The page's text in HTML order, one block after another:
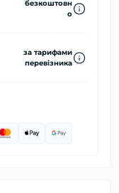
безкоштовн
о
за тарифами
перевізника